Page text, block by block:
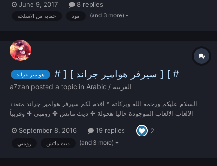
June 9, 2017 8 replies
حماية من الاسلحة مود (and 3 more)
هوامير جراند # ] [ سيرفر هوامير جراند ] [ #
a7zan posted a topic in Arabic / العربية
السلام عليكم ورحمة الله وبركاته * اقدم لكم سيرفر هوامير جراند متعدد
الالعاب الالعاب الموجودة حاليا هجولة ✤ ديث ماتش ✤ زومبي ✤ وقريباً
السيرفر ولاتحتاج الى الخروج من سيرفر اذا اردت...
September 8, 2016 19 replies 2
زومبي ديث ماتش (and 3 more)